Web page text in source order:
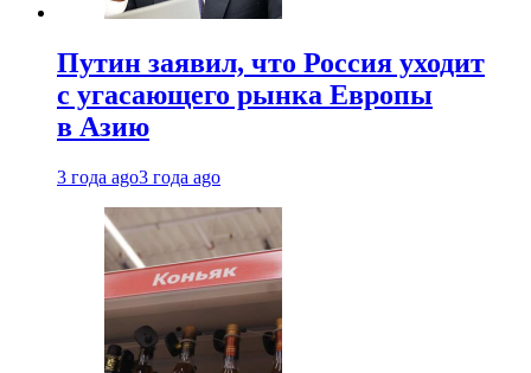
Путин заявил, что Россия уходит
с угасающего рынка Европы
в Азию
3 года ago3 года ago